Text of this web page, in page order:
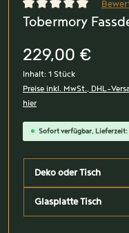
Durchschnittliche
Tobermory
229,00 €
Inhalt: 1 Stück
Preise inkl. MwSt., DHL-
hier
Sofort verfügbar, Lieferzeit:
Deko oder Tisch
Glasplatte Tisch